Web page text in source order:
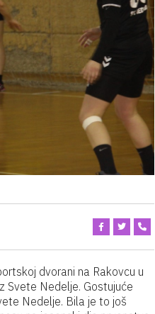
dvorani na Rakovcu u
Svete Nedelje. Gostujuće
Nedelje. Bila je to još